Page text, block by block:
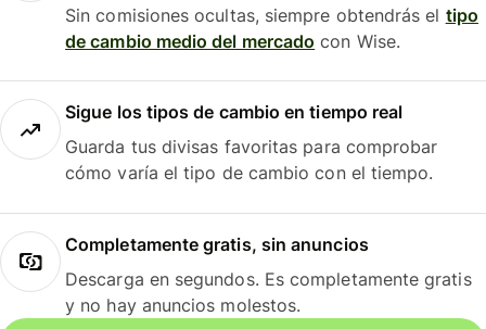
Sin comisiones ocultas, siempre obtendrás el tipo
de cambio medio del mercado con Wise.
Sigue los tipos de cambio en tiempo real
Guarda tus divisas favoritas para comprobar
cómo varía el tipo de cambio con el tiempo.
Completamente gratis, sin anuncios
Descarga en segundos. Es completamente gratis
y no hay anuncios molestos.